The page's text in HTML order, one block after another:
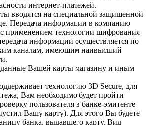
интернет-платежей.
вводятся на специальной защищенной
Передача информации в компанию
применением технологии шифрования
информации осуществляется по
каналам, имеющим наивысший
данные Вашей карты магазину и иным
технологию 3D Secure, для
Вам необходимо будет пройти
пользователя в банке-эмитенте
Вашу карту). Для этого Вы будете
банка, выдавшего карту. Вид